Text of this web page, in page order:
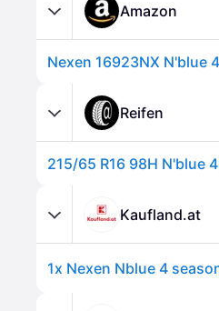
Amazon
Nexen 16923NX N'blue
Reifen
215/65 R16 98H N'blue
Kaufland.at